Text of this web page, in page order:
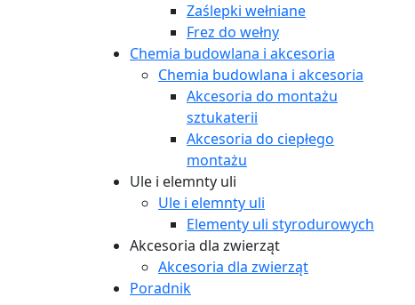
Zaślepki wełniane
Frez do wełny
Chemia budowlana i akcesoria
Chemia budowlana i akcesoria
Akcesoria do montażu
sztukaterii
Akcesoria do ciepłego
montażu
Ule i elemnty uli
Ule i elemnty uli
Elementy uli styrodurowych
Akcesoria dla zwierząt
Akcesoria dla zwierząt
Poradnik